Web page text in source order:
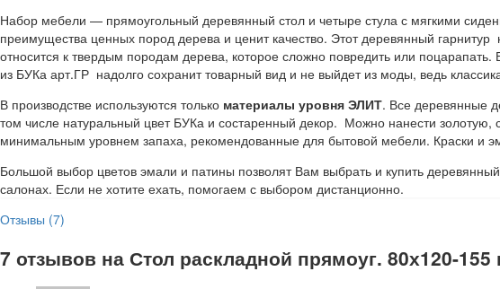
Набор мебели — прямоугольный деревянный стол и четыре стула с мягкими
преимущества ценных пород дерева и ценит качество. Этот деревянный
относится к твердым породам дерева, которое сложно повредить или
из БУКа арт.ГР надолго сохранит товарный вид и не выйдет из моды, ведь
В производстве используются только материалы уровня ЭЛИТ. Все деревянные
том числе натуральный цвет БУКа и состаренный декор. Можно нанести
минимальным уровнем запаха, рекомендованные для бытовой мебели. Краски и
Большой выбор цветов эмали и патины позволят Вам выбрать и купить
салонах. Если не хотите ехать, помогаем с выбором дистанционно.
Отзывы (7)
7 отзывов на Стол раскладной прямоуг. 80х120-155